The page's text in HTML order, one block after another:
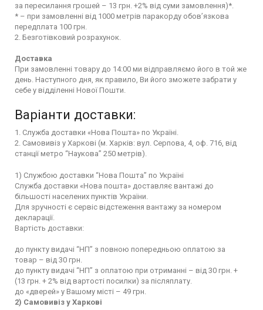
за пересилання грошей – 13 грн. +2% від суми замовлення)*.
* – при замовленні від 1000 метрів паракорду обов’язкова
передплата 100 грн.
2. Безготівковий розрахунок.
Доставка
При замовленні товару до 14:00 ми відправляємо його в той же
день. Наступного дня, як правило, Ви його зможете забрати у
себе у відділенні Нової Пошти.
Варіанти доставки:
1. Служба доставки «Нова Пошта» по Україні.
2. Самовивіз у Харкові (м. Харків: вул. Серпова, 4, оф. 716, від
станції метро “Наукова” 250 метрів).
1) Службою доставки “Нова Пошта” по Україні
Служба доставки «Нова пошта» доставляє вантажі до
більшості населених пунктів України.
Для зручності є сервіс відстеження вантажу за номером
декларації.
Вартість доставки:
до пункту видачі “НП” з повною попередньою оплатою за
товар – від 30 грн.
до пункту видачі “НП” з оплатою при отриманні – від 30 грн. +
(13 грн. + 2% від вартості посилки) за післяплату.
до «дверей» у Вашому місті – 49 грн.
2) Самовивіз у Харкові